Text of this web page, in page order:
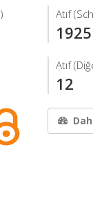
Atıf
1925
Atıf
12